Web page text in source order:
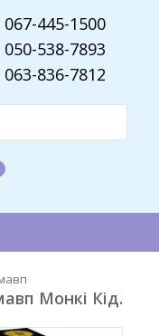
067-445-1500
050-538-7893
063-836-7812
Монкі Кід.